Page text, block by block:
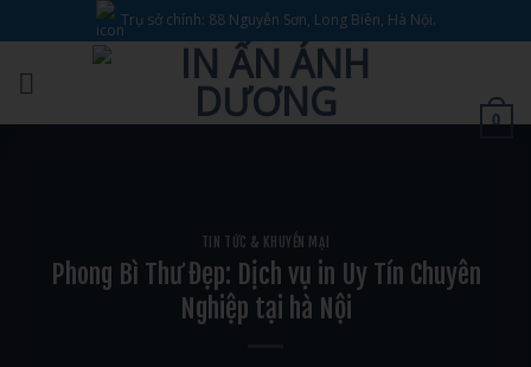
qua
nội
dung
Trụ sở chính: 88 Nguyễn Sơn, Long Biên, Hà Nội.
0
TIN TỨC & KHUYẾN MẠI
Phong Bì Thư Đẹp: Dịch vụ in Uy Tín Chuyên
Nghiệp tại hà Nội